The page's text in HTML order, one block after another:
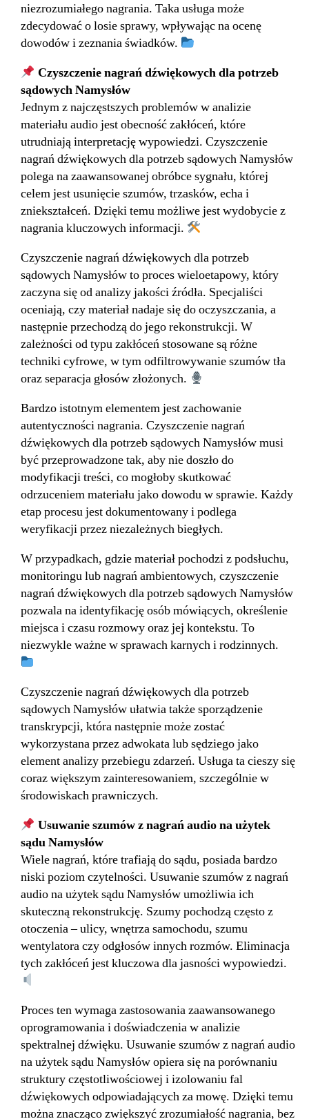
niezrozumiałego nagrania. Taka usługa może
zdecydować o losie sprawy, wpływając na ocenę
dowodów i zeznania świadków.
Czyszczenie nagrań dźwiękowych dla potrzeb
sądowych Namysłów
Jednym z najczęstszych problemów w analizie
materiału audio jest obecność zakłóceń, które
utrudniają interpretację wypowiedzi. Czyszczenie
nagrań dźwiękowych dla potrzeb sądowych Namysłów
polega na zaawansowanej obróbce sygnału, której
celem jest usunięcie szumów, trzasków, echa i
zniekształceń. Dzięki temu możliwe jest wydobycie z
nagrania kluczowych informacji.
Czyszczenie nagrań dźwiękowych dla potrzeb
sądowych Namysłów to proces wieloetapowy, który
zaczyna się od analizy jakości źródła. Specjaliści
oceniają, czy materiał nadaje się do oczyszczania, a
następnie przechodzą do jego rekonstrukcji. W
zależności od typu zakłóceń stosowane są różne
techniki cyfrowe, w tym odfiltrowywanie szumów tła
oraz separacja głosów złożonych.
Bardzo istotnym elementem jest zachowanie
autentyczności nagrania. Czyszczenie nagrań
dźwiękowych dla potrzeb sądowych Namysłów musi
być przeprowadzone tak, aby nie doszło do
modyfikacji treści, co mogłoby skutkować
odrzuceniem materiału jako dowodu w sprawie. Każdy
etap procesu jest dokumentowany i podlega
weryfikacji przez niezależnych biegłych.
W przypadkach, gdzie materiał pochodzi z podsłuchu,
monitoringu lub nagrań ambientowych, czyszczenie
nagrań dźwiękowych dla potrzeb sądowych Namysłów
pozwala na identyfikację osób mówiących, określenie
miejsca i czasu rozmowy oraz jej kontekstu. To
niezwykle ważne w sprawach karnych i rodzinnych.
Czyszczenie nagrań dźwiękowych dla potrzeb
sądowych Namysłów ułatwia także sporządzenie
transkrypcji, która następnie może zostać
wykorzystana przez adwokata lub sędziego jako
element analizy przebiegu zdarzeń. Usługa ta cieszy się
coraz większym zainteresowaniem, szczególnie w
środowiskach prawniczych.
Usuwanie szumów z nagrań audio na użytek
sądu Namysłów
Wiele nagrań, które trafiają do sądu, posiada bardzo
niski poziom czytelności. Usuwanie szumów z nagrań
audio na użytek sądu Namysłów umożliwia ich
skuteczną rekonstrukcję. Szumy pochodzą często z
otoczenia – ulicy, wnętrza samochodu, szumu
wentylatora czy odgłosów innych rozmów. Eliminacja
tych zakłóceń jest kluczowa dla jasności wypowiedzi.
Proces ten wymaga zastosowania zaawansowanego
oprogramowania i doświadczenia w analizie
spektralnej dźwięku. Usuwanie szumów z nagrań audio
na użytek sądu Namysłów opiera się na porównaniu
struktury częstotliwościowej i izolowaniu fal
dźwiękowych odpowiadających za mowę. Dzięki temu
można znacząco zwiększyć zrozumiałość nagrania, bez